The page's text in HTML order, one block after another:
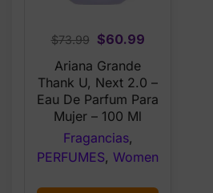
$73.99
Original
price
was:
$73.99.
$60.99Current
is:
$60.99.
Ariana Grande
Thank U, Next 2.0 –
Eau De Parfum Para
Mujer – 100 Ml
Fragancias,
PERFUMES, Women